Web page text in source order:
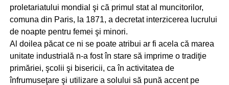
proletariatului mondial şi că primul stat al muncitorilor,
comuna din Paris, la 1871, a decretat interzicerea lucrului
de noapte pentru femei şi minori.
Al doilea păcat ce ni se poate atribui ar fi acela că marea
unitate industrială n-a fost în stare să imprime o tradiţie
primăriei, şcolii şi bisericii, ca în activitatea de
înfrumuseţare şi utilizare a solului să pună accent pe